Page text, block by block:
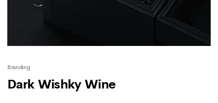
Branding
Dark Wishky Wine